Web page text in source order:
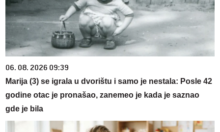
06. 08. 2026 09:39
Marija (3) se igrala u dvorištu i samo je nestala: Posle 42
godine otac je pronašao, zanemeo je kada je saznao
gde je bila